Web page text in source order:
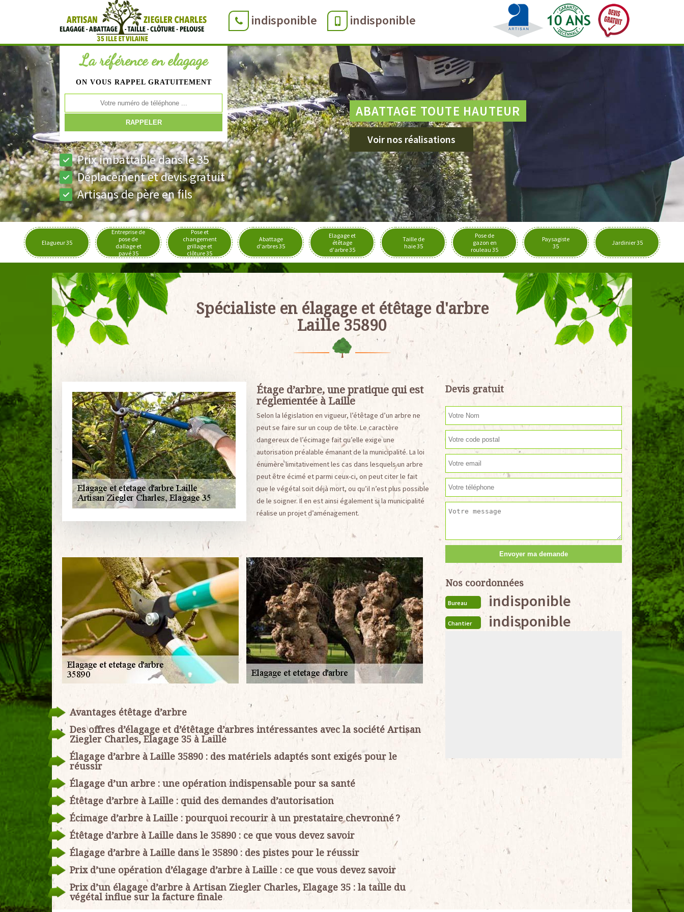
indisponible indisponible
La référence en elagage
ON VOUS RAPPEL GRATUITEMENT
Prix imbattable dans le 35
Déplacement et devis gratuit
Artisans de père en fils
ABATTAGE TOUTE HAUTEUR
Voir nos réalisations
Elagueur 35
Entreprise de
pose de
dallage et
pavé 35
Pose et
changement
grillage et
clôture 35
Abattage
d'arbres 35
Elagage et
étêtage
d'arbre 35
Taille de
haie 35
Pose de
gazon en
rouleau 35
Paysagiste
35
Jardinier 35
Spécialiste en élagage et étêtage d'arbre
Laille 35890
Étage d’arbre, une pratique qui est
réglementée à Laille
Selon la législation en vigueur, l’étêtage d’un arbre ne
peut se faire sur un coup de tête. Le caractère
dangereux de l’écimage fait qu’elle exige une
autorisation préalable émanant de la municipalité. La loi
énumère limitativement les cas dans lesquels un arbre
peut être écimé et parmi ceux-ci, on peut citer le fait
que le végétal soit déjà mort, ou qu’il n’est plus possible
de le soigner. Il en est ainsi également si la municipalité
réalise un projet d’aménagement.
Avantages étêtage d’arbre
Des offres d’élagage et d’étêtage d’arbres intéressantes avec la société Artisan
Ziegler Charles, Elagage 35 à Laille
Élagage d’arbre à Laille 35890 : des matériels adaptés sont exigés pour le
réussir
Élagage d’un arbre : une opération indispensable pour sa santé
Étêtage d’arbre à Laille : quid des demandes d’autorisation
Écimage d’arbre à Laille : pourquoi recourir à un prestataire chevronné ?
Étêtage d’arbre à Laille dans le 35890 : ce que vous devez savoir
Élagage d’arbre à Laille dans le 35890 : des pistes pour le réussir
Prix d’une opération d’élagage d’arbre à Laille : ce que vous devez savoir
Prix d’un élagage d’arbre à Artisan Ziegler Charles, Elagage 35 : la taille du
végétal influe sur la facture finale
Devis gratuit
Nos coordonnées
Bureau indisponible
Chantier indisponible